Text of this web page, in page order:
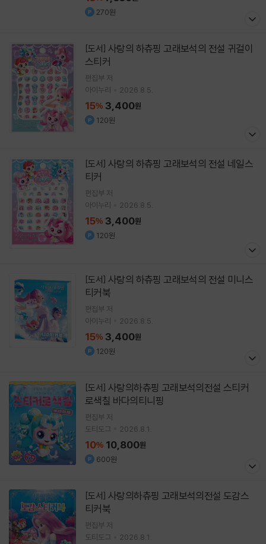
270원
[도서]
스티커
편집부 저
아이누리
2026.8.5.
15% 3,400원
120원
[도서]
티커
편집부 저
아이누리
2026.8.5.
15% 3,400원
120원
[도서]
티커북
편집부 저
아이누리
2026.8.5.
15% 3,400원
120원
[도서]
로색칠 바다의티니핑
편집부 저
도티도그
2026.8.1.
10% 10,800원
600원
[도서]
티커북
편집부 저
도티도그
2026.8.1.